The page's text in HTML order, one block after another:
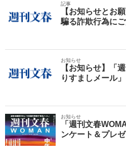
記事
【お知らせとお
騙る詐欺行為に
お知らせ
【お知らせ】「
りすましメール
お知らせ
「週刊文春
ンケート＆プレ